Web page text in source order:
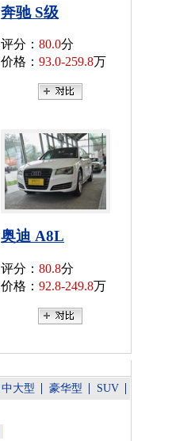
奔驰 S级
评分： 80.0分
价格： 93.0-259.8万
奥迪 A8L
评分： 80.8分
价格： 92.8-249.8万
中大型 豪华型 SUV